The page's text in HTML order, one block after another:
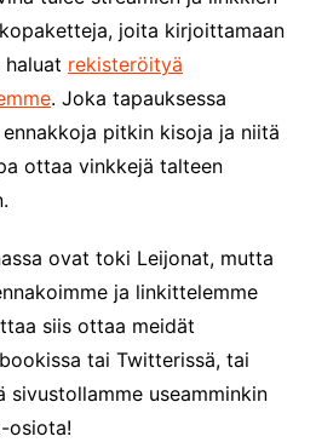
Haval
хавал
-
без
и
joita kirjoittamaan
haluat rekisteröityä
. Joka tapauksessa
pitkin kisoja ja niitä
ottaa vinkkejä talteen
ovat toki Leijonat, mutta
ja linkittelemme
siis ottaa meidät
tai Twitterissä, tai
sivustollamme useamminkin
osiota!